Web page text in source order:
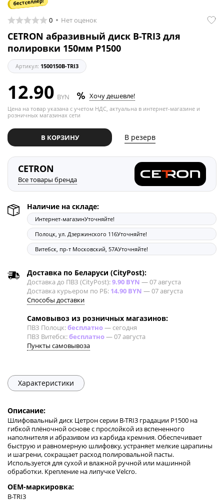
бестселлер!
0 Нет оценок
CETRON абразивный диск B-TRI3 для
полировки 150мм P1500
Артикул: 1500150B-TRI3
12.90 BYN Хочу дешевле!
Цена на товар указана с учетом НДС, актуальна в интернет-магазине и
розничных магазинах сети
В КОРЗИНУ В резерв
CETRON
Все товары бренда
Наличие на складе:
Интернет-магазинУточняйте!
Полоцк, ул. Дзержинского 116Уточняйте!
Витебск, пр-т Московский, 57АУточняйте!
Доставка по Беларуси (CityPost):
Доставка до ПВЗ (CityPost):9.90 BYN —07 августа
Доставка курьером по РБ: 14.90 BYN —07 августа
Способы доставки
Самовывоз из розничных магазинов:
ПВЗ Полоцк:бесплатно—сегодня
ПВЗ Витебск:бесплатно—07 августа
Пункты самовывоза
Характеристики
Описание:
Шлифовальный диск Цетрон серии B-TRI3 градации P1500 на
гибкой плёночной основе с прослойкой из вспененного
наполнителя и абразивом из карбида кремния. Обеспечивает
быструю и равномерную шлифовку, устраняет мелкие царапины
и шагрени, сокращает расход полировальной пасты.
Используется для сухой и влажной ручной или машинной
обработки. Крепление на липучке Velcro.
OEM-маркировка:
B-TRI3